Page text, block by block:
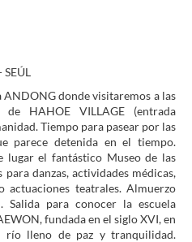
ANDONG donde visitaremos a las
HAHOE VILLAGE (entrada
Tiempo para pasear por las
parece detenida en el tiempo.
lugar el fantástico Museo de las
danzas, actividades médicas,
actuaciones teatrales. Almuerzo
Salida para conocer la escuela
fundada en el siglo XVI, en
lleno de paz y tranquilidad.